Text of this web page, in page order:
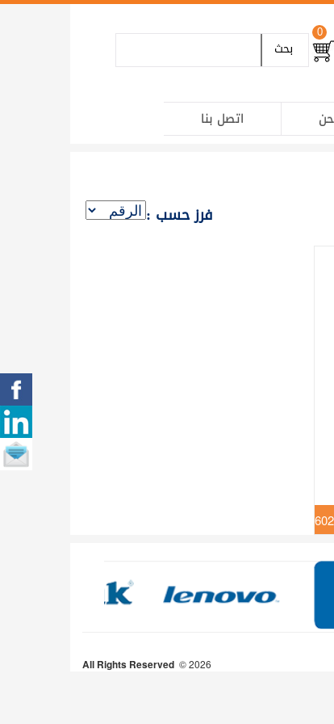
0
بحث
اتصل بنا
فرز حسب :
All Rights Reserved